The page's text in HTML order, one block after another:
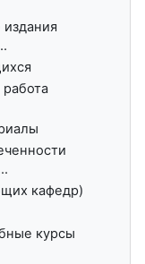
кафедр)
курсы